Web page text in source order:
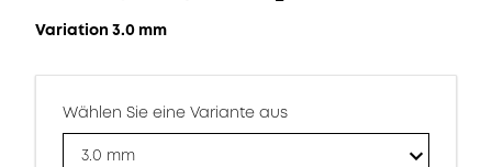
Variation 3.0 mm
Wählen Sie eine Variante aus
3.0 mm